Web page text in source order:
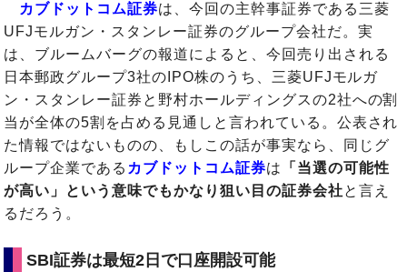
カブドットコム証券は、今回の主幹事証券である三菱
UFJモルガン・スタンレー証券のグループ会社だ。実
は、ブルームバーグの報道によると、今回売り出される
日本郵政グループ3社のIPO株のうち、三菱UFJモルガ
ン・スタンレー証券と野村ホールディングスの2社への割
当が全体の5割を占める見通しと言われている。公表され
た情報ではないものの、もしこの話が事実なら、同じグ
ループ企業である カブドットコム証券は
「当選の可能性
が高い」という意味でもかなり狙い目の証券会社と言え
るだろう。
SBI証券は最短2日で口座開設可能